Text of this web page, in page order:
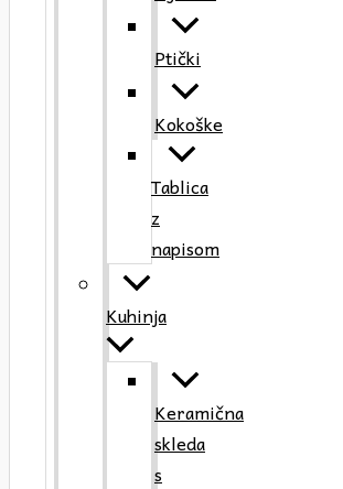
Ptički
Kokoške
Tablica
z
napisom
Kuhinja
Keramična
skleda
s